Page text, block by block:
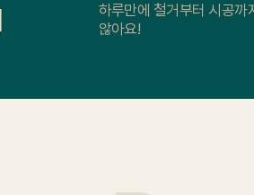
하루만에 철거부터 시공까
않아요!